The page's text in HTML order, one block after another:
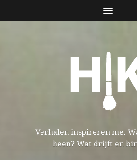
Verhalen inspireren me.
heen? Wat drijft en